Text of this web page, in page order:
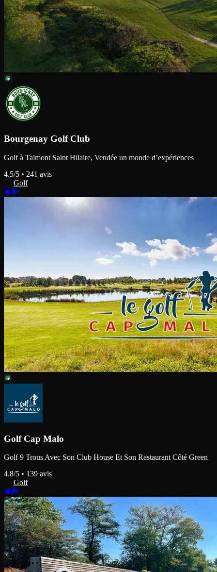
Bourgenay Golf Club
Golf à Talmont Saint Hilaire, Vendée un monde d’expériences
4.5/5 • 241 avis
Golf
Golf Cap Malo
Golf 9 Trous Avec Son Club House Et Son Restaurant Côté Green
4.8/5 • 139 avis
Golf